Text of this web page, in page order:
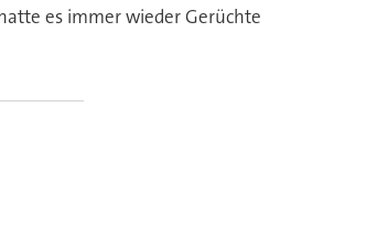
es immer wieder Gerüchte